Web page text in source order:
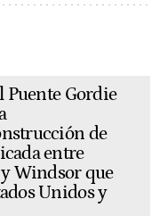
Puente Gordie
de
entre
Windsor que
Unidos y